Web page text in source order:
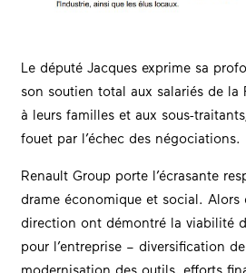
Le député Jacques exprime sa
son soutien total aux salariés de la
à leurs familles et aux sous-
fouet par l’échec des négociations.
Renault Group porte l’écrasante
drame économique et social. Alors
direction ont démontré la viabilité
pour l’entreprise – diversification